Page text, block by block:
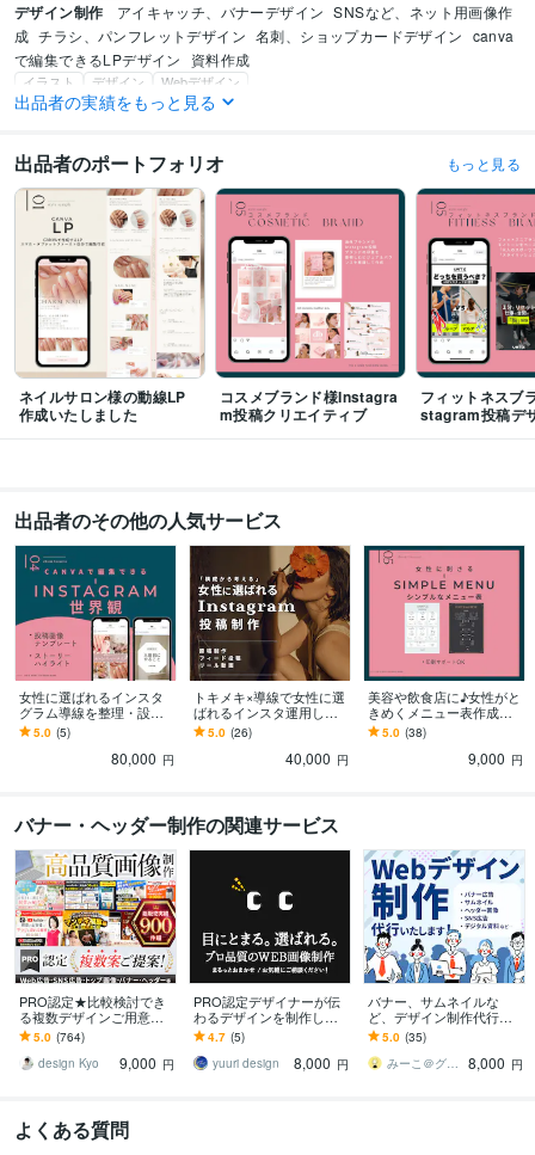
デザイン制作 アイキャッチ、バナーデザイン SNSなど、ネット用画像作
成 チラシ、パンフレットデザイン 名刺、ショップカードデザイン canva
で編集できるLPデザイン
資料作成
イラスト デザイン Webデザイン
出品者の実績をもっと見る
出品者のポートフォリオ もっと見る
ネイルサロン様の動線LP
作成いたしました
コスメブランド様Instagra
m投稿クリエイティブ
フィットネスブ
stagram投稿デ
出品者のその他の人気サービス
女性に選ばれるインスタ
グラム導線を整理・設計
します SNSを頑張っても
集客できない。原因は導
線設計かもしれません
5.0 (5)
80,000 円
トキメキ×導線で女性に選
ばれるインスタ運用しま
す 美容ブランドデザイナ
ーが、構成・原稿・デザ
5.0 (26)
40,000 円
美容や飲食店に♪女性がと
きめくメニュー表作成し
ます 伝わるデザイン♪ご
希望の方には印刷までサ
5.0 (38)
9,000 円
バナー・ヘッダー制作の関連サービス
PRO認定★比較検討でき
る複数デザインご用意し
ます 実績900件超！高評
価★5！比較して選べるか
ら納得度アップ！
5.0 (764)
design Kyo
9,000 円
PRO認定デザイナーが伝
わるデザインを制作しま
す 【プレミアムプラン】
大手企業実績多数｜2案ご
提案｜プロ品質
4.7 (5)
yuuri design
8,000 円
バナー、サムネイルな
ど、デザイン制作代行い
たします Webに関わるデ
ザイン、グラフィック、
印刷物なんでもOK
5.0 (35)
みーこ＠グラフィック×Webデザイナー
8,000 円
よくある質問